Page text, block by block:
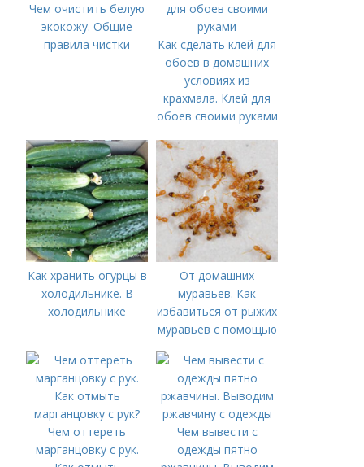
Чем очистить белую
экокожу. Общие
правила чистки
Как сделать клей для
обоев в домашних
условиях из
крахмала. Клей для
обоев своими руками
Как хранить огурцы в
холодильнике. В
холодильнике
От домашних
муравьев. Как
избавиться от рыжих
муравьев с помощью
Чем оттереть
марганцовку с рук.
Чем вывести с
одежды пятно